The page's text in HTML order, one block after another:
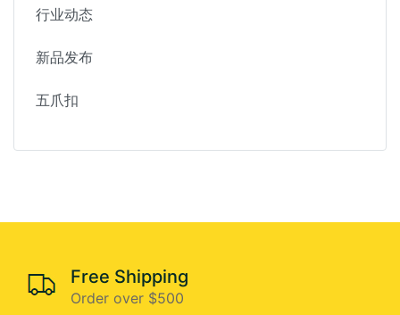
行业动态
新品发布
五爪扣
Free Shipping
Order over $500